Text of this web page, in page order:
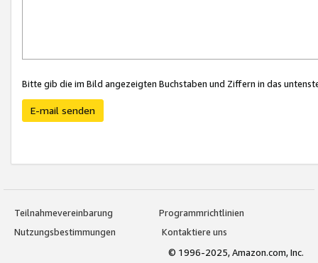
Bitte gib die im Bild angezeigten Buchstaben und Ziffern in das
E-mail senden
Teilnahmevereinbarung
Programmrichtlinien
Nutzungsbestimmungen
Kontaktiere uns
© 1996-2025, Amazon.com, Inc.